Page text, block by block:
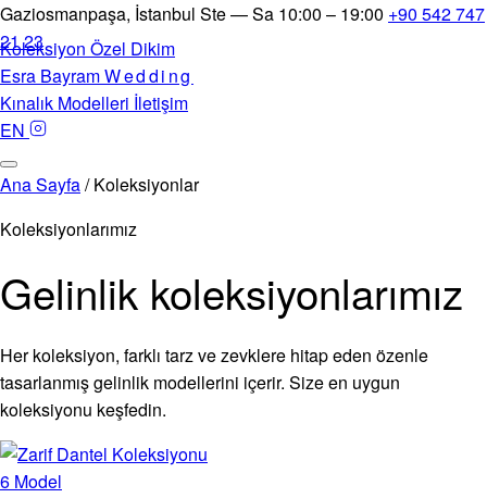
Gaziosmanpaşa, İstanbul Ste — Sa 10:00 – 19:00 +90 542 747
21 23
Koleksiyon Özel Dikim
Esra BayramWedding
Kınalık Modelleri İletişim
EN
Ana Sayfa/ Koleksiyonlar
Koleksiyonlarımız
Gelinlik koleksiyonlarımız
Her koleksiyon, farklı tarz ve zevklere hitap eden özenle
tasarlanmış gelinlik modellerini içerir. Size en uygun
koleksiyonu keşfedin.
6 Model